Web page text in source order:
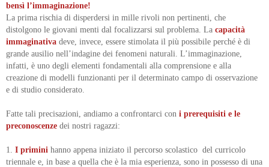
bensì l’immaginazione!
La prima rischia di disperdersi in mille rivoli non pertinenti, che
distolgono le giovani menti dal focalizzarsi sul problema. La capacità
immaginativa deve, invece, essere stimolata il più possibile perché è di
grande ausilio nell’indagine dei fenomeni naturali. L’immaginazione,
infatti, è uno degli elementi fondamentali alla comprensione e alla
creazione di modelli funzionanti per il determinato campo di osservazione
e di studio considerato.
Fatte tali precisazioni, andiamo a confrontarci con i prerequisiti e le
preconoscenze dei nostri ragazzi:
1. I primini hanno appena iniziato il percorso scolastico del curricolo
triennale e, in base a quella che è la mia esperienza, sono in possesso di una